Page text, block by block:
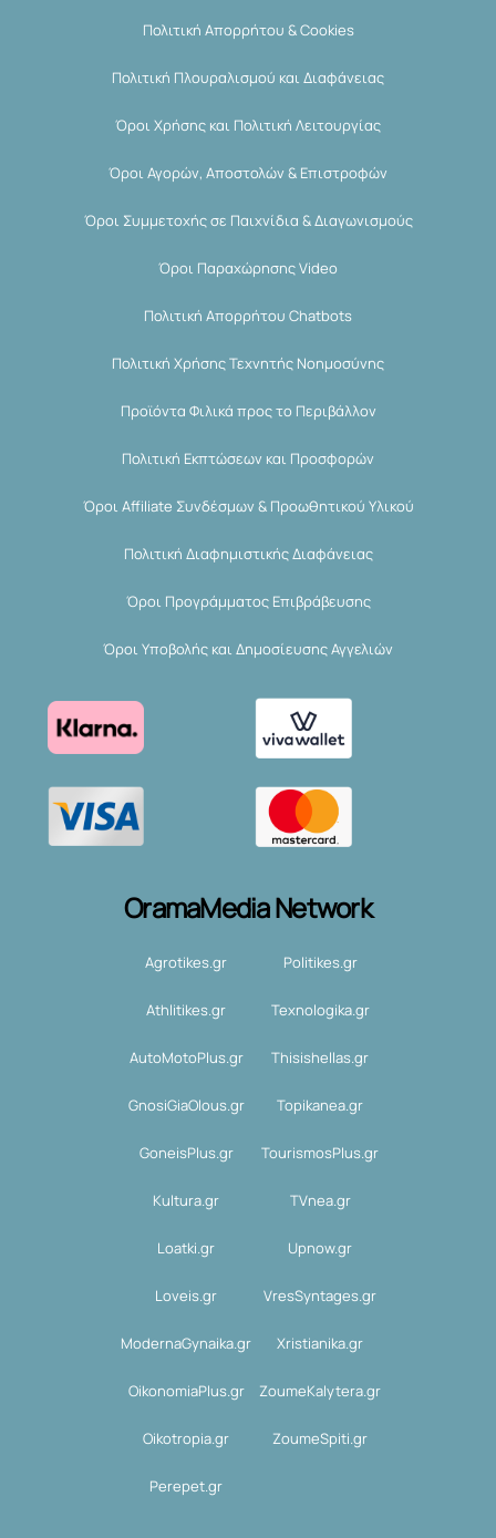
Πολιτική Απορρήτου & Cookies
Πολιτική Πλουραλισμού και Διαφάνειας
Όροι Χρήσης και Πολιτική Λειτουργίας
Όροι Αγορών, Αποστολών & Επιστροφών
Όροι Συμμετοχής σε Παιχνίδια & Διαγωνισμούς
Όροι Παραχώρησης Video
Πολιτική Απορρήτου Chatbots
Πολιτική Χρήσης Τεχνητής Νοημοσύνης
Προϊόντα Φιλικά προς το Περιβάλλον
Πολιτική Εκπτώσεων και Προσφορών
Όροι Affiliate Συνδέσμων & Προωθητικού Υλικού
Πολιτική Διαφημιστικής Διαφάνειας
Όροι Προγράμματος Επιβράβευσης
Όροι Υποβολής και Δημοσίευσης Αγγελιών
OramaMedia Network
Agrotikes.gr Politikes.gr
Athlitikes.gr Texnologika.gr
AutoMotoPlus.gr Thisishellas.gr
GnosiGiaOlous.gr Topikanea.gr
GoneisPlus.gr TourismosPlus.gr
Kultura.gr TVnea.gr
Loatki.gr Upnow.gr
Loveis.gr VresSyntages.gr
ModernaGynaika.gr Xristianika.gr
OikonomiaPlus.gr ZoumeKalytera.gr
Oikotropia.gr ZoumeSpiti.gr
Perepet.gr